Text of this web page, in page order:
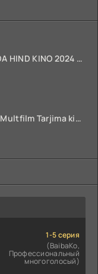
SALAAR 2 QISMI UZBEK TILIDA HIND KINO 2024 TARJIMA 720p HD Skachat
O'lik Kelin Uzbek tilida 2023 Multfilm Tarjima kino skachat
1-5 серия
(BaibaKo,
Профессиональный
многоголосый)